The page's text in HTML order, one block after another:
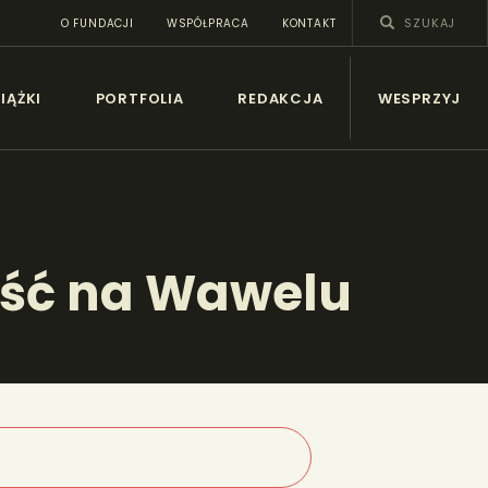
O FUNDACJI WSPÓŁPRACA KONTAKT
PORTFOLIA REDAKCJA WESPRZYJ
na Wawelu